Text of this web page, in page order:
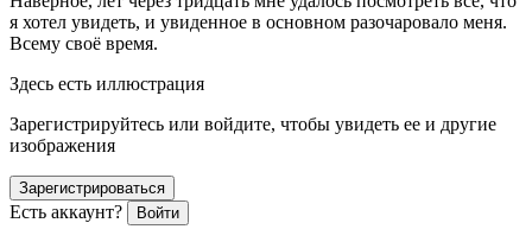
я хотел увидеть, и увиденное в основном разочаровало меня.
Всему своё время.
Здесь есть иллюстрация
Зарегистрируйтесь или войдите, чтобы увидеть ее и другие
изображения
Зарегистрироваться
Есть аккаунт? Войти